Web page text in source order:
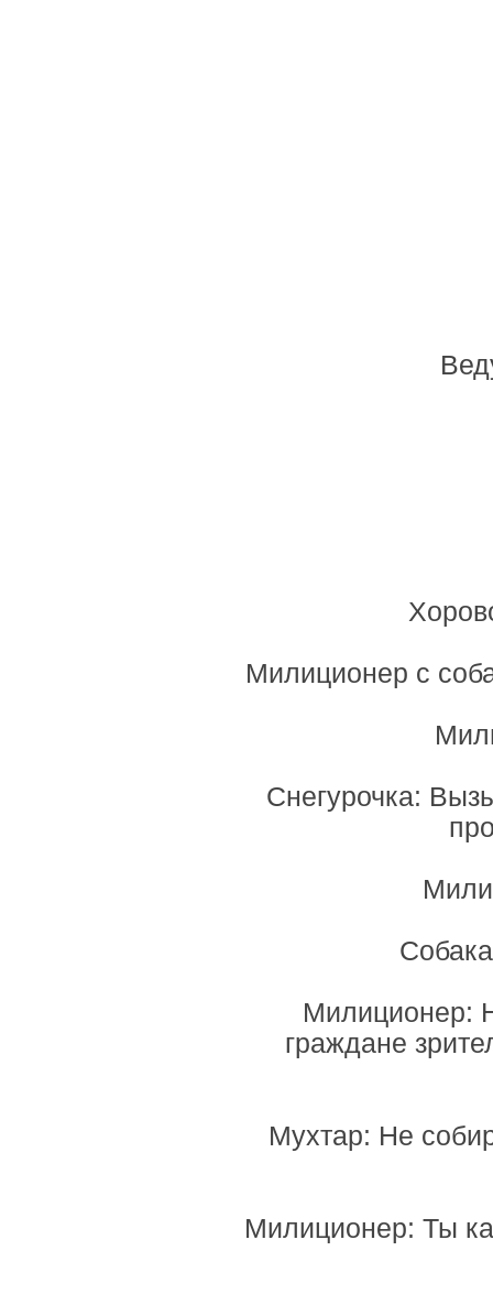
Милиционер с
Снегурочка:
Милиционер:
граждане
Мухтар: Не
Милиционер: Ты